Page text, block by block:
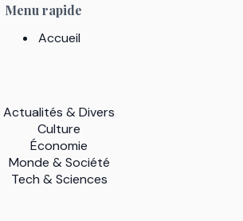
Menu rapide
Accueil
Actualités & Divers
Culture
Économie
Monde & Société
Tech & Sciences